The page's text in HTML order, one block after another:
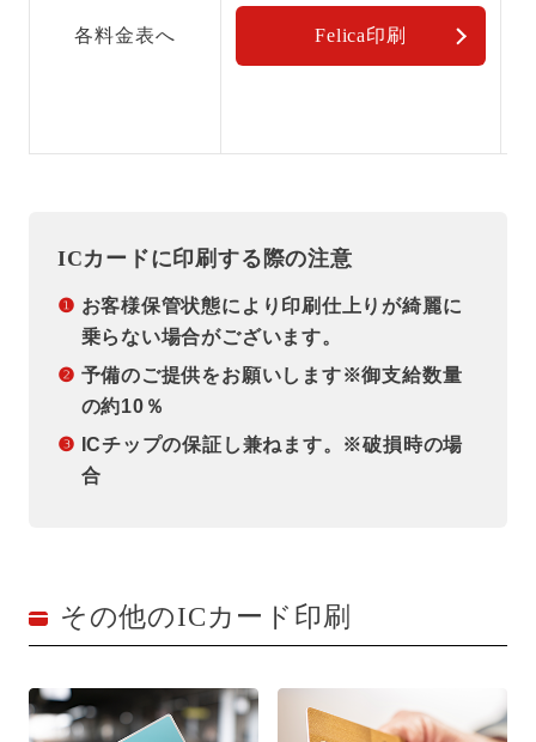
各料金表へ Felica印刷
ICカードに印刷する際の注意
❶ お客様保管状態により印刷仕上りが綺麗に
乗らない場合がございます。
❷ 予備のご提供をお願いします※御支給数量
の約10％
❸ ICチップの保証し兼ねます。※破損時の場
合
その他のICカード印刷